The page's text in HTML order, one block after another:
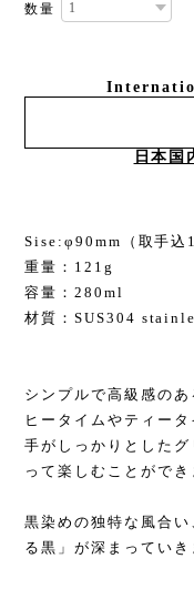
数量
日本国
Sise:φ90mm（取手込
重量：121g
容量：280ml
材質：SUS304
シンプルで高級感の
ヒータイムやティー
手がしっかりとした
って楽しむことができ
黒染めの独特な風合
る黒」が深まっていき